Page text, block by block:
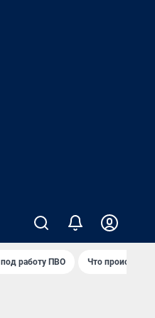
работу ПВО Что происходит